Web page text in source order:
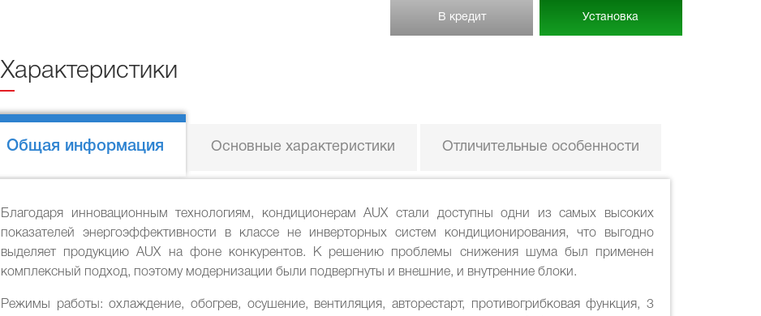
В кредит Установка
Характеристики
Общая информация Основные характеристики Отличительные особенности
Благодаря инновационным технологиям, кондиционерам AUX стали доступны одни из самых высоких
показателей энергоэффективности в классе не инверторных систем кондиционирования, что выгодно
выделяет продукцию AUX на фоне конкурентов. К решению проблемы снижения шума был применен
комплексный подход, поэтому модернизации были подвергнуты и внешние, и внутренние блоки.
Режимы работы: охлаждение, обогрев, осушение, вентиляция, авторестарт, противогрибковая функция, 3